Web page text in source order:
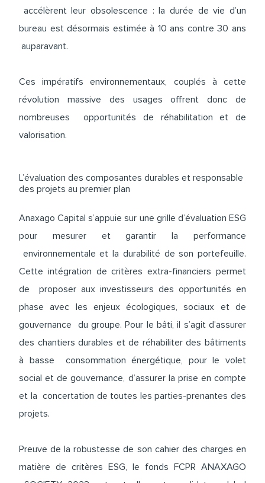
accélèrent leur obsolescence : la durée de vie d’un
bureau est désormais estimée à 10 ans contre 30 ans
auparavant.
Ces impératifs environnementaux, couplés à cette
révolution massive des usages offrent donc de
nombreuses opportunités de réhabilitation et de
valorisation.
L’évaluation des composantes durables et responsable
des projets au premier plan
Anaxago Capital s’appuie sur une grille d’évaluation ESG
pour mesurer et garantir la performance
environnementale et la durabilité de son portefeuille.
Cette intégration de critères extra-financiers permet
de proposer aux investisseurs des opportunités en
phase avec les enjeux écologiques, sociaux et de
gouvernance du groupe. Pour le bâti, il s’agit d’assurer
des chantiers durables et de réhabiliter des bâtiments
à basse consommation énergétique, pour le volet
social et de gouvernance, d’assurer la prise en compte
et la concertation de toutes les parties-prenantes des
projets.
Preuve de la robustesse de son cahier des charges en
matière de critères ESG, le fonds FCPR ANAXAGO